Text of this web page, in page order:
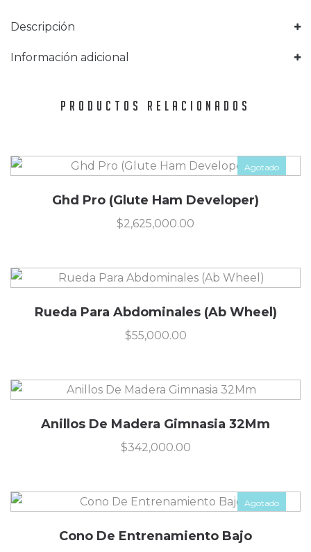
Descripción
Información adicional
PRODUCTOS RELACIONADOS
Agotado
Ghd Pro (Glute Ham Developer)
$2,625,000.00
Rueda Para Abdominales (Ab Wheel)
$55,000.00
Anillos De Madera Gimnasia 32Mm
$342,000.00
Agotado
Cono De Entrenamiento Bajo